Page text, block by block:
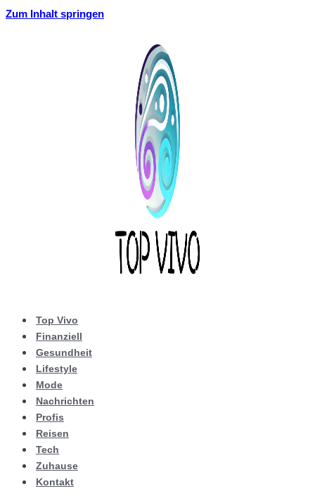
Zum Inhalt springen
Top Vivo
Finanziell
Gesundheit
Lifestyle
Mode
Nachrichten
Profis
Reisen
Tech
Zuhause
Kontakt